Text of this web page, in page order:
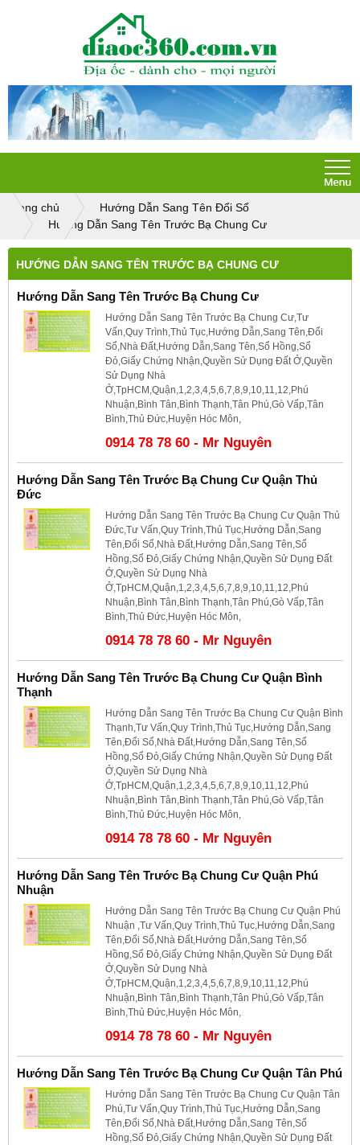
Trang chủ
Hướng Dẫn Sang Tên Đổi Sổ
Hướng Dẫn Sang Tên Trước Bạ Chung Cư
HƯỚNG DẪN SANG TÊN TRƯỚC BẠ CHUNG CƯ
Hướng Dẫn Sang Tên Trước Bạ Chung Cư
Hướng Dẫn Sang Tên Trước Bạ Chung Cư,Tư
Vấn,Quy Trình,Thủ Tục,Hướng Dẫn,Sang Tên,Đổi
Sổ,Nhà Đất,Hướng Dẫn,Sang Tên,Sổ Hồng,Sổ
Đỏ,Giấy Chứng Nhận,Quyền Sử Dụng Đất Ở,Quyền
Sử Dụng Nhà
Ở,TpHCM,Quận,1,2,3,4,5,6,7,8,9,10,11,12,Phú
Nhuận,Bình Tân,Bình Thạnh,Tân Phú,Gò Vấp,Tân
Bình,Thủ Đức,Huyện Hóc Môn,
0914 78 78 60 - Mr Nguyên
Hướng Dẫn Sang Tên Trước Bạ Chung Cư Quận Thủ
Đức
Hướng Dẫn Sang Tên Trước Bạ Chung Cư Quận Thủ
Đức,Tư Vấn,Quy Trình,Thủ Tục,Hướng Dẫn,Sang
Tên,Đổi Sổ,Nhà Đất,Hướng Dẫn,Sang Tên,Sổ
Hồng,Sổ Đỏ,Giấy Chứng Nhận,Quyền Sử Dụng Đất
Ở,Quyền Sử Dụng Nhà
Ở,TpHCM,Quận,1,2,3,4,5,6,7,8,9,10,11,12,Phú
Nhuận,Bình Tân,Bình Thạnh,Tân Phú,Gò Vấp,Tân
Bình,Thủ Đức,Huyện Hóc Môn,
0914 78 78 60 - Mr Nguyên
Hướng Dẫn Sang Tên Trước Bạ Chung Cư Quận Bình
Thạnh
Hướng Dẫn Sang Tên Trước Bạ Chung Cư Quận Bình
Thạnh,Tư Vấn,Quy Trình,Thủ Tục,Hướng Dẫn,Sang
Tên,Đổi Sổ,Nhà Đất,Hướng Dẫn,Sang Tên,Sổ
Hồng,Sổ Đỏ,Giấy Chứng Nhận,Quyền Sử Dụng Đất
Ở,Quyền Sử Dụng Nhà
Ở,TpHCM,Quận,1,2,3,4,5,6,7,8,9,10,11,12,Phú
Nhuận,Bình Tân,Bình Thạnh,Tân Phú,Gò Vấp,Tân
Bình,Thủ Đức,Huyện Hóc Môn,
0914 78 78 60 - Mr Nguyên
Hướng Dẫn Sang Tên Trước Bạ Chung Cư Quận Phú
Nhuận
Hướng Dẫn Sang Tên Trước Bạ Chung Cư Quận Phú
Nhuận ,Tư Vấn,Quy Trình,Thủ Tục,Hướng Dẫn,Sang
Tên,Đổi Sổ,Nhà Đất,Hướng Dẫn,Sang Tên,Sổ
Hồng,Sổ Đỏ,Giấy Chứng Nhận,Quyền Sử Dụng Đất
Ở,Quyền Sử Dụng Nhà
Ở,TpHCM,Quận,1,2,3,4,5,6,7,8,9,10,11,12,Phú
Nhuận,Bình Tân,Bình Thạnh,Tân Phú,Gò Vấp,Tân
Bình,Thủ Đức,Huyện Hóc Môn,
0914 78 78 60 - Mr Nguyên
Hướng Dẫn Sang Tên Trước Bạ Chung Cư Quận Tân Phú
Hướng Dẫn Sang Tên Trước Bạ Chung Cư Quận Tân
Phú,Tư Vấn,Quy Trình,Thủ Tục,Hướng Dẫn,Sang
Tên,Đổi Sổ,Nhà Đất,Hướng Dẫn,Sang Tên,Sổ
Hồng,Sổ Đỏ,Giấy Chứng Nhận,Quyền Sử Dụng Đất